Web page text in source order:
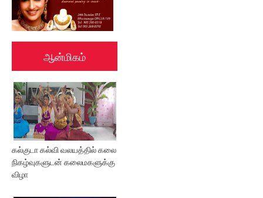
ஆன்மிகம்
கல்குடா கல்வி வலயத்தில் கலை
நிகழ்வுகளுடன் கலைமகளுக்கு
விழா